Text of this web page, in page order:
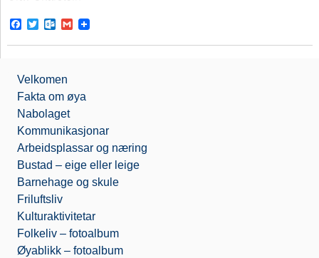
F
c
o
o
k
T
i
e
r
O
t
o
k
.
c
o
m
G
a
Velkomen
Fakta om øya
Nabolaget
Kommunikasjonar
Arbeidsplassar og næring
Bustad – eige eller leige
Barnehage og skule
Friluftsliv
Kulturaktivitetar
Folkeliv – fotoalbum
Øyablikk – fotoalbum